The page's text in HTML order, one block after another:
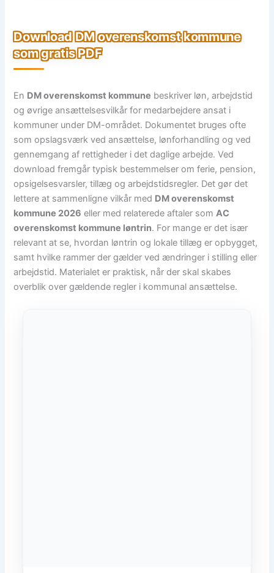
Download DM overenskomst kommune
som gratis PDF
En DM overenskomst kommune beskriver løn, arbejdstid
og øvrige ansættelsesvilkår for medarbejdere ansat i
kommuner under DM-området. Dokumentet bruges ofte
som opslagsværk ved ansættelse, lønforhandling og ved
gennemgang af rettigheder i det daglige arbejde. Ved
download fremgår typisk bestemmelser om ferie, pension,
opsigelsesvarsler, tillæg og arbejdstidsregler. Det gør det
lettere at sammenligne vilkår med DM overenskomst
kommune 2026 eller med relaterede aftaler somAC
overenskomst kommune løntrin. For mange er det især
relevant at se, hvordan løntrin og lokale tillæg er opbygget,
samt hvilke rammer der gælder ved ændringer i stilling eller
arbejdstid. Materialet er praktisk, når der skal skabes
overblik over gældende regler i kommunal ansættelse.